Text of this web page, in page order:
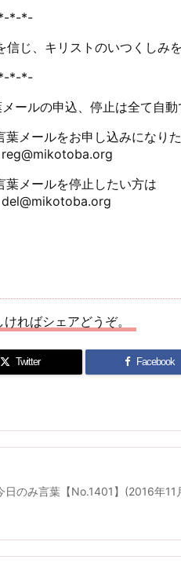
*-*-
信じ、キリストのいつくしみ
*-*-
ールの申込、停止は全て自
メールをお申し込みになり
メールを停止したい方は
ければシェアどうぞ。
Twitter Facebook
日のみ言葉【No.1401】(2016年